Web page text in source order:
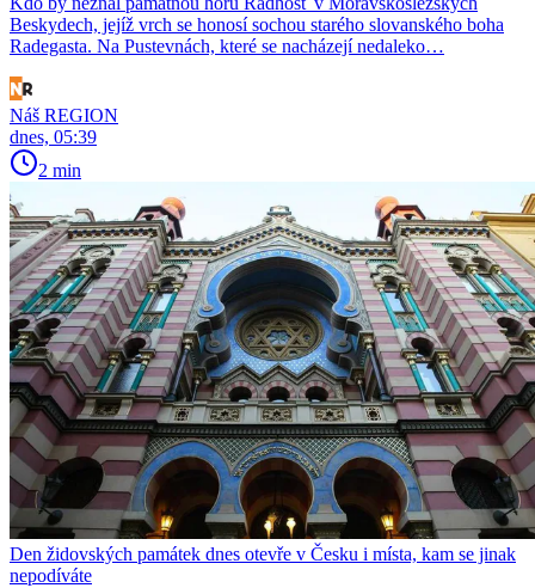
Beskydech, jejíž vrch se honosí sochou starého slovanského boha
Radegasta. Na Pustevnách, které se nacházejí nedaleko…
Náš REGION
dnes, 05:39
2 min
Den židovských památek dnes otevře v Česku i místa, kam se jinak
nepodíváte